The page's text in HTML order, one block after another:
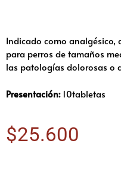
Indicado como
para perros de tamaños
las patologías dolorosas o
Presentación: 10tabletas
$25.600